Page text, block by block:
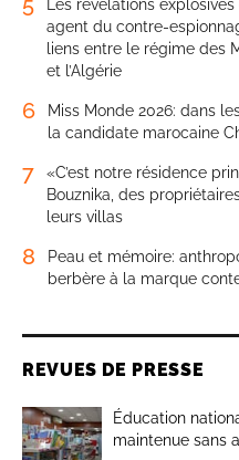
Les révélations
agent du contre-
liens entre le régime des
et l’Algérie
6
Miss Monde 2026: dans
la candidate marocaine
7
«C’est notre résidence
Bouznika, des
leurs villas
8
Peau et mémoire:
berbère à la marque
REVUES DE PRESSE
Éducation
maintenue sans